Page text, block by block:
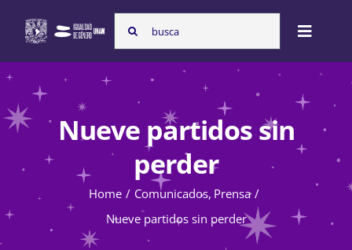
content
Search
for:
Toggle
Nosotras
Programas
Nueve partidos sin
perder
Home Comunicados Prensa
Nueve partidos sin perder